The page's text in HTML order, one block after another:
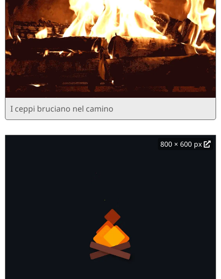
I ceppi bruciano nel camino
800 × 600 px